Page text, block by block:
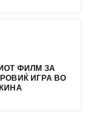
ФИЛМ ЗА
ИГРА ВО